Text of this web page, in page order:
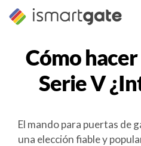
Cómo
Serie V
El mando para puertas de
una elección fiable y